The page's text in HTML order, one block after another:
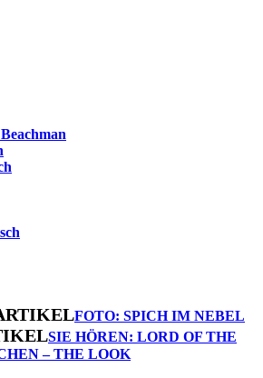
FOTO: SPICH IM NEBEL
SIE HÖREN: LORD OF THE
– THE LOOK